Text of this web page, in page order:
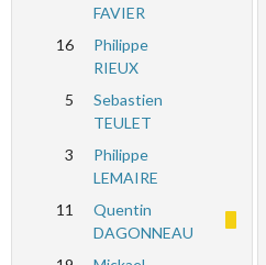
FAVIER
16
Philippe
RIEUX
5
Sebastien
TEULET
3
Philippe
LEMAIRE
11
Quentin
DAGONNEAU